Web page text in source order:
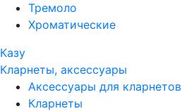
Тремоло
Хроматические
Казу
Кларнеты, аксессуары
Аксессуары для кларнетов
Кларнеты